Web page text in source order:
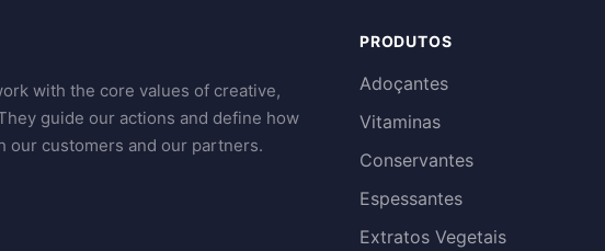
with the core values of creative,
guide our actions and define how
our customers and our partners.
PRODUTOS
Adoçantes
Vitaminas
Conservantes
Espessantes
Extratos Vegetais